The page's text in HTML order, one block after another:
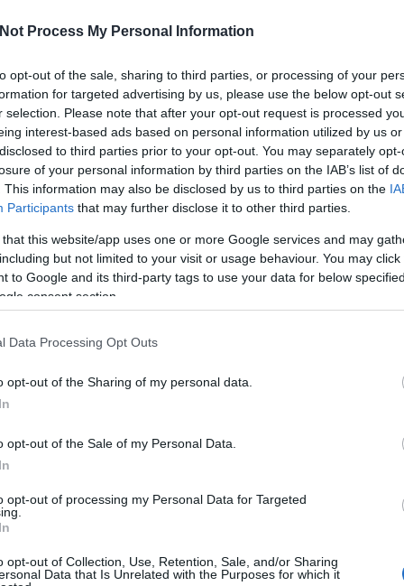
Process My Personal Information
opt-out of the sale, sharing to third parties, or processing of your
for targeted advertising by us, please use the below opt-out
selection. Please note that after your opt-out request is processed
interest-based ads based on personal information utilized by us
to third parties prior to your opt-out. You may separately
of your personal information by third parties on the IAB’s list of
This information may also be disclosed by us to third parties on the
Participants that may further disclose it to other third parties.
that this website/app uses one or more Google services and may
but not limited to your visit or usage behaviour. You may
to Google and its third-party tags to use your data for below
consent section.
Data Processing Opt Outs
opt-out of the Sharing of my personal data.
opt-out of the Sale of my Personal Data.
opt-out of processing my Personal Data for Targeted
opt-out of Collection, Use, Retention, Sale, and/or Sharing
Data that Is Unrelated with the Purposes for which it
( 1 )
1
(
ár
)